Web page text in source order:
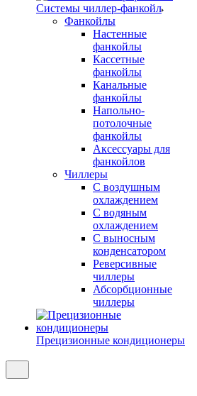
Системы чиллер-фанкойл
Фанкойлы
Настенные
фанкойлы
Кассетные
фанкойлы
Канальные
фанкойлы
Напольно-
потолочные
фанкойлы
Аксессуары для
фанкойлов
Чиллеры
С воздушным
охлаждением
С водяным
охлаждением
С выносным
конденсатором
Реверсивные
чиллеры
Абсорбционные
чиллеры
Прецизионные кондиционеры